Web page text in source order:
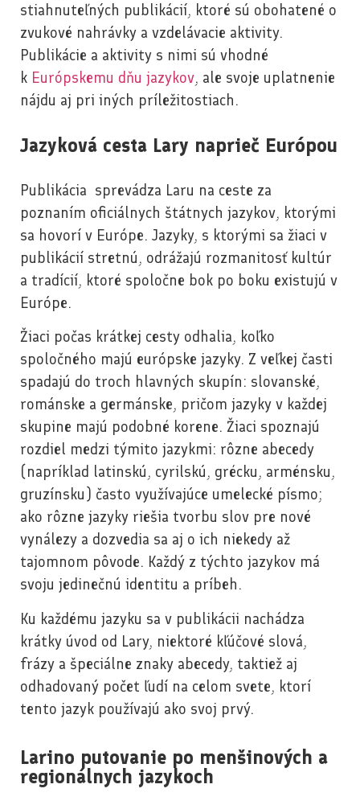
stiahnuteľných publikácií, ktoré sú obohatené o
zvukové nahrávky a vzdelávacie aktivity.
Publikácie a aktivity s nimi sú vhodné
k Európskemu dňu jazykov, ale svoje uplatnenie
nájdu aj pri iných príležitostiach.
Jazyková cesta Lary naprieč Európou
Publikácia sprevádza Laru na ceste za
poznaním oficiálnych štátnych jazykov, ktorými
sa hovorí v Európe. Jazyky, s ktorými sa žiaci v
publikácií stretnú, odrážajú rozmanitosť kultúr
a tradícií, ktoré spoločne bok po boku existujú v
Európe.
Žiaci počas krátkej cesty odhalia, koľko
spoločného majú európske jazyky. Z veľkej časti
spadajú do troch hlavných skupín: slovanské,
románske a germánske, pričom jazyky v každej
skupine majú podobné korene. Žiaci spoznajú
rozdiel medzi týmito jazykmi: rôzne abecedy
(napríklad latinskú, cyrilskú, grécku, arménsku,
gruzínsku) často využívajúce umelecké písmo;
ako rôzne jazyky riešia tvorbu slov pre nové
vynálezy a dozvedia sa aj o ich niekedy až
tajomnom pôvode. Každý z týchto jazykov má
svoju jedinečnú identitu a príbeh.
Ku každému jazyku sa v publikácii nachádza
krátky úvod od Lary, niektoré kľúčové slová,
frázy a špeciálne znaky abecedy, taktiež aj
odhadovaný počet ľudí na celom svete, ktorí
tento jazyk používajú ako svoj prvý.
Larino putovanie po menšinových a
regionálnych jazykoch